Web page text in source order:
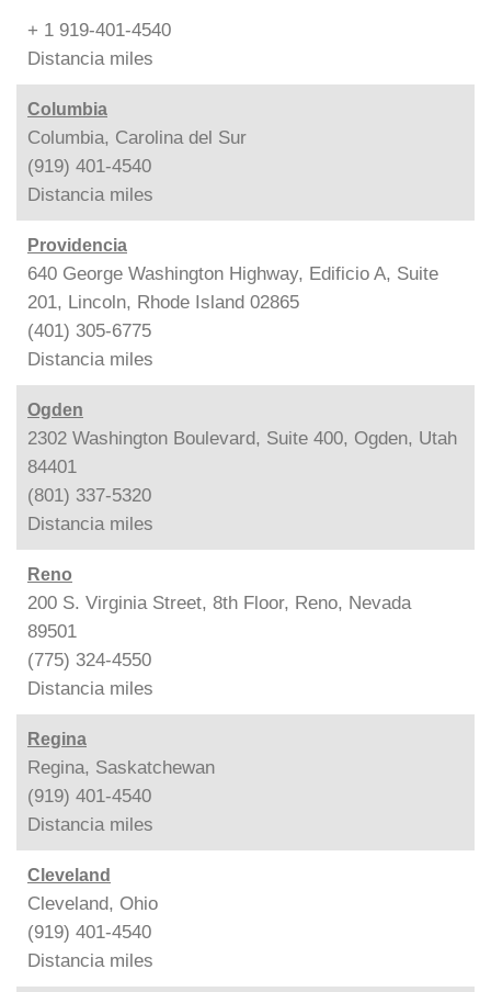
+ 1 919-401-4540
Distancia miles
Columbia
Columbia, Carolina del Sur
(919) 401-4540
Distancia miles
Providencia
640 George Washington Highway, Edificio A, Suite
201, Lincoln, Rhode Island 02865
(401) 305-6775
Distancia miles
Ogden
2302 Washington Boulevard, Suite 400, Ogden, Utah
84401
(801) 337-5320
Distancia miles
Reno
200 S. Virginia Street, 8th Floor, Reno, Nevada
89501
(775) 324-4550
Distancia miles
Regina
Regina, Saskatchewan
(919) 401-4540
Distancia miles
Cleveland
Cleveland, Ohio
(919) 401-4540
Distancia miles